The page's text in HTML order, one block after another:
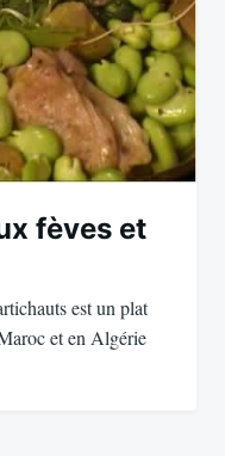
fèves et
est un plat
et en Algérie